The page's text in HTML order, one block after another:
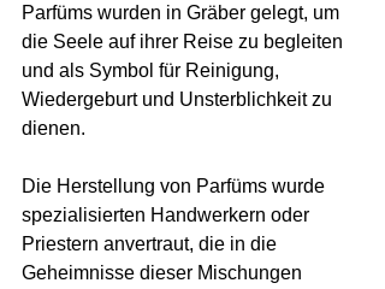
Parfüms wurden in Gräber gelegt, um
die Seele auf ihrer Reise zu begleiten
und als Symbol für Reinigung,
Wiedergeburt und Unsterblichkeit zu
dienen.
Die Herstellung von Parfüms wurde
spezialisierten Handwerkern oder
Priestern anvertraut, die in die
Geheimnisse dieser Mischungen